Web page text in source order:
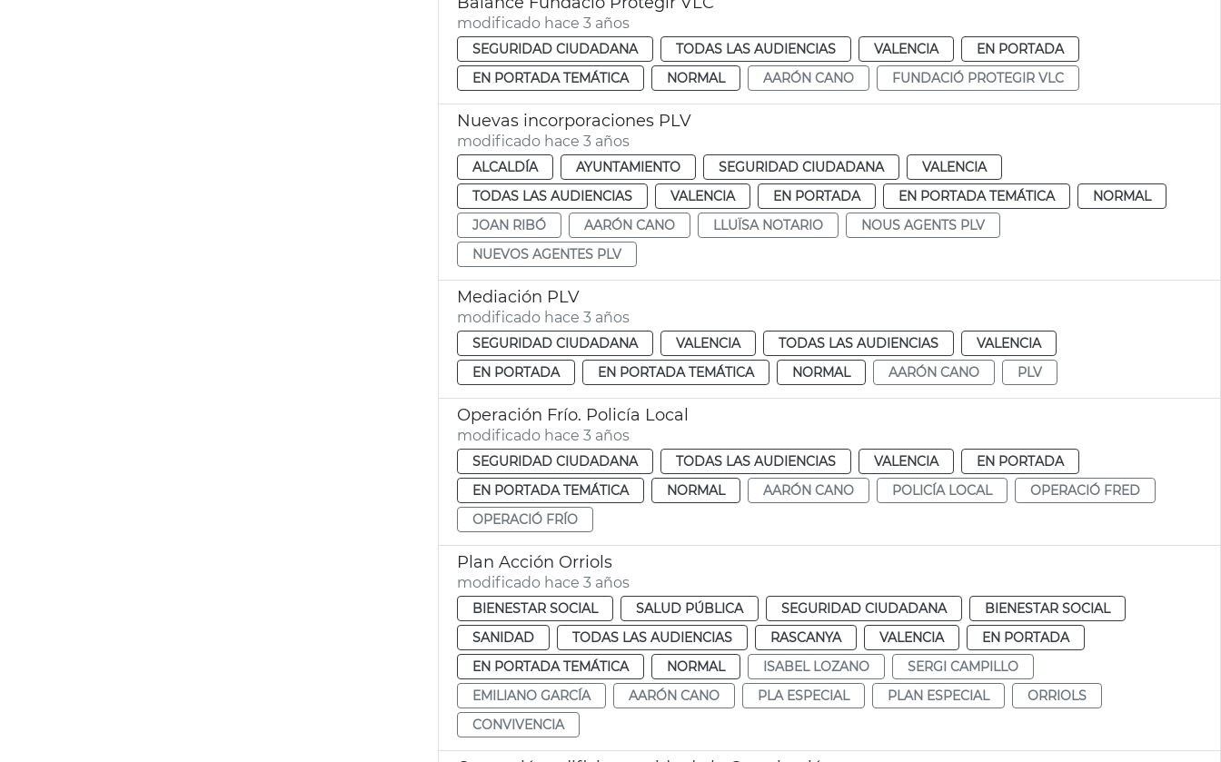
modificado hace 3 años
SEGURIDAD CIUDADANA TODAS LAS AUDIENCIAS VALENCIA
EN PORTADA
EN PORTADA TEMÁTICA
NORMAL AARÓN CANO FUNDACIÓ PROTEGIR VLC
Nuevas incorporaciones PLV
modificado hace 3 años
ALCALDÍA AYUNTAMIENTO SEGURIDAD CIUDADANA
VALENCIA
TODAS LAS AUDIENCIAS
VALENCIA EN PORTADA EN PORTADA TEMÁTICA
NORMAL
JOAN RIBÓ
AARÓN CANO LLUÏSA NOTARIO
NOUS AGENTS PLV
NUEVOS AGENTES PLV
Mediación PLV
modificado hace 3 años
SEGURIDAD CIUDADANA VALENCIA TODAS LAS AUDIENCIAS
VALENCIA
EN PORTADA
EN PORTADA TEMÁTICA NORMAL AARÓN CANO PLV
Operación Frío. Policía Local
modificado hace 3 años
SEGURIDAD CIUDADANA TODAS LAS AUDIENCIAS VALENCIA
EN PORTADA
EN PORTADA TEMÁTICA
NORMAL AARÓN CANO POLICÍA LOCAL
OPERACIÓ FRED
OPERACIÓ FRÍO
Plan Acción Orriols
modificado hace 3 años
BIENESTAR SOCIAL SALUD PÚBLICA SEGURIDAD CIUDADANA
BIENESTAR SOCIAL
SANIDAD
TODAS LAS AUDIENCIAS RASCANYA VALENCIA
EN PORTADA
EN PORTADA TEMÁTICA
NORMAL ISABEL LOZANO
SERGI CAMPILLO
EMILIANO GARCÍA
AARÓN CANO PLA ESPECIAL PLAN ESPECIAL
ORRIOLS
CONVIVENCIA